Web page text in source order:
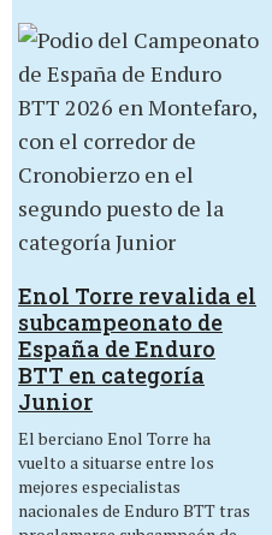
Enol Torre revalida el
subcampeonato de
España de Enduro
BTT en categoría
Junior
El berciano Enol Torre ha
vuelto a situarse entre los
mejores especialistas
nacionales de Enduro BTT tras